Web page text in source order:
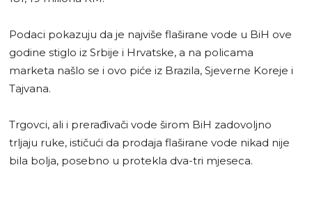
Podaci pokazuju da je najviše flaširane vode u BiH ove
godine stiglo iz Srbije i Hrvatske, a na policama
marketa našlo se i ovo piće iz Brazila, Sjeverne Koreje i
Tajvana.
Trgovci, ali i prerađivači vode širom BiH zadovoljno
trljaju ruke, ističući da prodaja flaširane vode nikad nije
bila bolja, posebno u protekla dva-tri mjeseca.